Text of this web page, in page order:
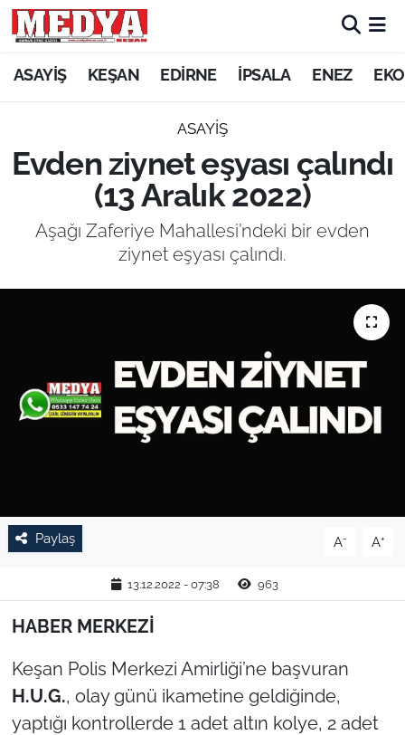
ASAYİŞ KEŞAN EDİRNE İPSALA ENEZ
ASAYİŞ
Evden ziynet eşyası çalındı
(13 Aralık 2022)
Aşağı Zaferiye Mahallesi’ndeki bir evden
ziynet eşyası çalındı.
Paylaş A- A+
13.12.2022 - 07:38 963
HABER MERKEZİ
Keşan Polis Merkezi Amirliği’ne başvuran
H.U.G., olay günü ikametine geldiğinde,
yaptığı kontrollerde 1 adet altın kolye, 2 adet
KEŞAN
ASAYİŞ
SİYASET
GÜNDEM
EĞİTİM
TARIM VE HAYVANCILIK
RESMİ İLAN
YAŞAM
EDİRNE
TEKİRDAĞ